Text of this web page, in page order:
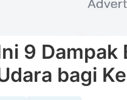
9 Dampak
bagi